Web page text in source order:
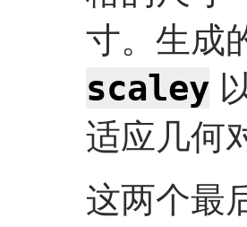
寸。生成
scaley
适应几何
这两个最